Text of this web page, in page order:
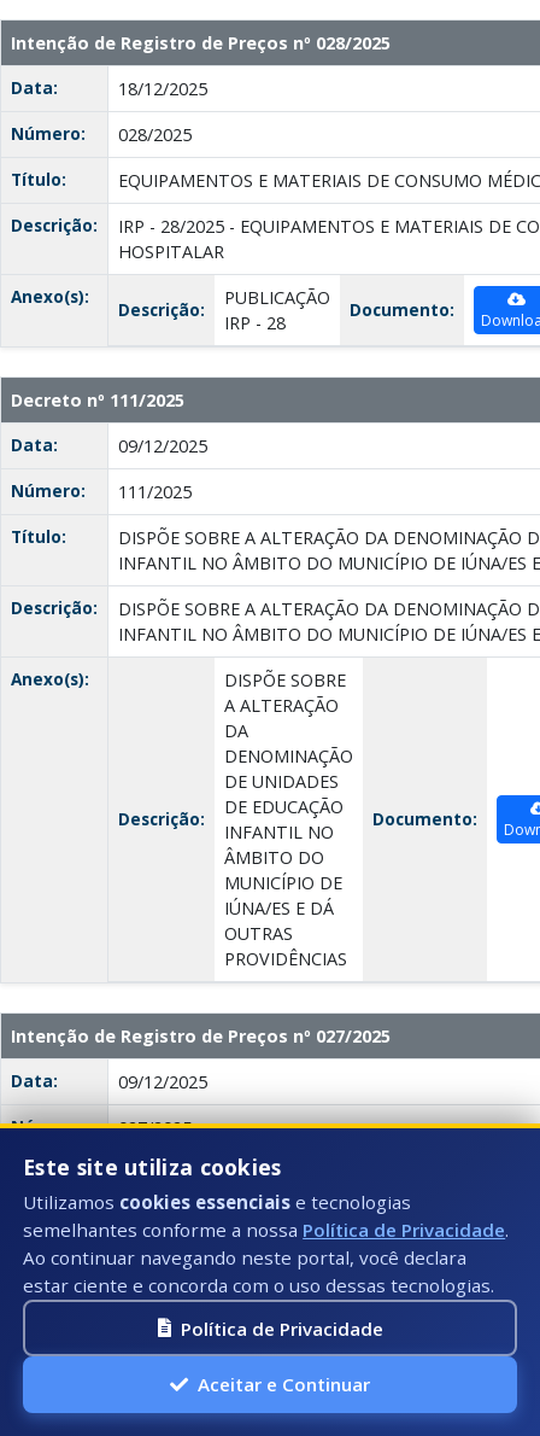
Intenção de Registro de Preços nº 028/2025
Data:
18/12/2025
Número:
028/2025
Título:
EQUIPAMENTOS E MATERIAIS DE CONSUMO
Descrição:
IRP - 28/2025 - EQUIPAMENTOS E MATERIAIS DE
HOSPITALAR
Anexo(s):
Descrição:
PUBLICAÇÃO
IRP - 28
Documento:
Decreto nº 111/2025
Data:
09/12/2025
Número:
111/2025
Título:
DISPÕE SOBRE A ALTERAÇÃO DA DENOMINAÇÃO
INFANTIL NO ÂMBITO DO MUNICÍPIO DE IÚNA/ES
Descrição:
DISPÕE SOBRE A ALTERAÇÃO DA DENOMINAÇÃO
INFANTIL NO ÂMBITO DO MUNICÍPIO DE IÚNA/ES
Anexo(s):
Descrição:
DISPÕE SOBRE
A ALTERAÇÃO
DA
DENOMINAÇÃO
DE UNIDADES
DE EDUCAÇÃO
INFANTIL NO
ÂMBITO DO
MUNICÍPIO DE
IÚNA/ES E DÁ
OUTRAS
PROVIDÊNCIAS
Documento:
Intenção de Registro de Preços nº 027/2025
Data:
09/12/2025
Número:
027/2025
Título:
INTENÇÃO DE REGISTRO DE PREÇO
Descrição:
SERVIÇOS DE ANÁLISES LABORATORIAIS DE
PARA ATENDIMENTO AOS PRODUTORES RURAIS
Anexo(s):
Descrição:
INTENÇÃO
REGISTRO
N° 27
Documento: Download
Este site utiliza cookies
Utilizamos cookies essenciais e tecnologias
semelhantes conforme a nossa Política de Privacidade.
Ao continuar navegando neste portal, você declara
estar ciente e concorda com o uso dessas tecnologias.
Política de Privacidade
Aceitar e Continuar